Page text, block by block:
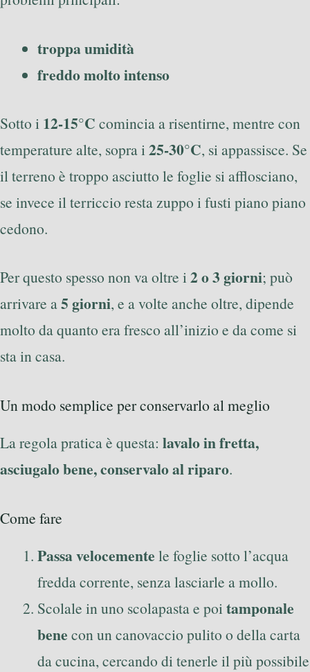
troppa umidità
freddo molto intenso
Sotto i 12-15°C comincia a risentirne, mentre con
temperature alte, sopra i25-30°C, si appassisce. Se
il terreno è troppo asciutto le foglie si afflosciano,
se invece il terriccio resta zuppo i fusti piano piano
cedono.
Per questo spesso non va oltre i2 o 3 giorni; può
arrivare a5 giorni, e a volte anche oltre, dipende
molto da quanto era fresco all’inizio e da come si
sta in casa.
Un modo semplice per conservarlo al meglio
La regola pratica è questa: lavalo in fretta,
asciugalo bene, conservalo al riparo.
Come fare
Passa velocemente le foglie sotto l’acqua
fredda corrente, senza lasciarle a mollo.
Scolale in uno scolapasta e poitamponale
bene con un canovaccio pulito o della carta
da cucina, cercando di tenerle il più possibile